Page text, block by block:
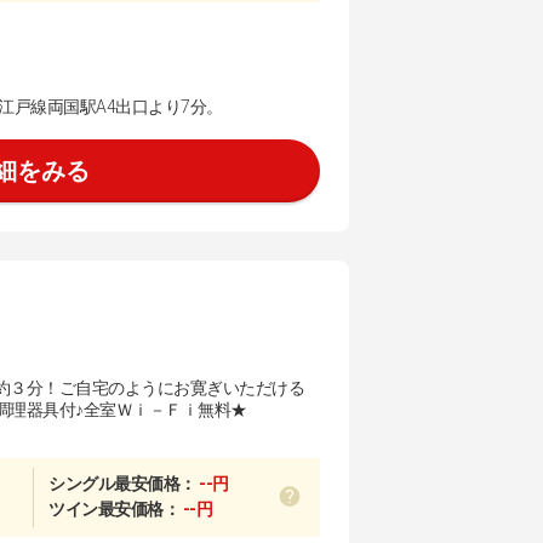
線両国駅A4出口より7分。
をみる
３分！ご自宅のようにお寛ぎいただける
理器具付♪全室Ｗｉ－Ｆｉ無料★
シングル最安価格： --円
ツイン最安価格： --円